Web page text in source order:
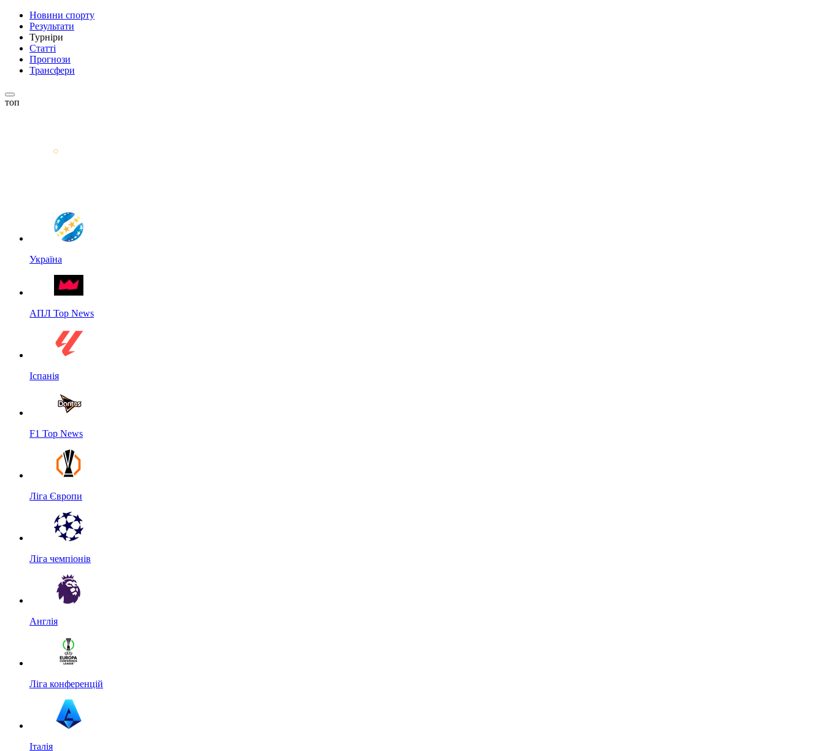
Новини спорту
Результати
Турніри
Статті
Прогнози
Трансфери
топ
Україна
АПЛ Top News
Іспанія
F1 Top News
Ліга Європи
Ліга чемпіонів
Англія
Ліга конференцій
Італія